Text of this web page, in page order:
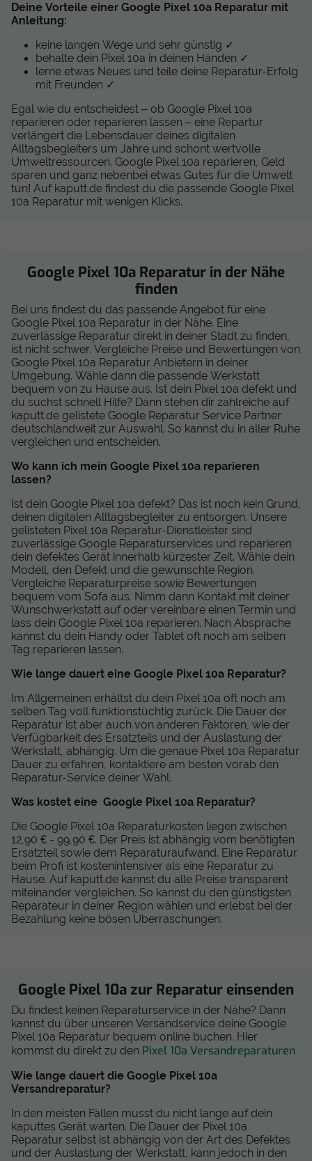
Deine Vorteile einer Google Pixel 10a Reparatur mit
Anleitung:
keine langen Wege und sehr günstig ✓
behalte dein Pixel 10a in deinen Händen ✓
lerne etwas Neues und teile deine Reparatur-Erfolg
mit Freunden ✓
Egal wie du entscheidest – ob Google Pixel 10a
reparieren oder reparieren lassen – eine Repartur
verlängert die Lebensdauer deines digitalen
Alltagsbegleiters um Jahre und schont wertvolle
Umweltressourcen. Google Pixel 10a reparieren, Geld
sparen und ganz nebenbei etwas Gutes für die Umwelt
tun! Auf kaputt.de findest du die passende Google Pixel
10a Reparatur mit wenigen Klicks.
Google Pixel 10a Reparatur in der Nähe
finden
Bei uns findest du das passende Angebot für eine
Google Pixel 10a Reparatur in der Nähe. Eine
zuverlässige Reparatur direkt in deiner Stadt zu finden,
ist nicht schwer. Vergleiche Preise und Bewertungen von
Google Pixel 10a Reparatur Anbietern in deiner
Umgebung. Wähle dann die passende Werkstatt
bequem von zu Hause aus. Ist dein Pixel 10a defekt und
du suchst schnell Hilfe? Dann stehen dir zahlreiche auf
kaputt.de gelistete Google Reparatur Service Partner
deutschlandweit zur Auswahl. So kannst du in aller Ruhe
vergleichen und entscheiden.
Wo kann ich mein Google Pixel 10a reparieren
lassen?
Ist dein Google Pixel 10a defekt? Das ist noch kein Grund,
deinen digitalen Alltagsbegleiter zu entsorgen. Unsere
gelisteten Pixel 10a Reparatur-Dienstleister sind
zuverlässige Google Reparaturservices und reparieren
dein defektes Gerät innerhalb kürzester Zeit. Wähle dein
Modell, den Defekt und die gewünschte Region.
Vergleiche Reparaturpreise sowie Bewertungen
bequem vom Sofa aus. Nimm dann Kontakt mit deiner
Wunschwerkstatt auf oder vereinbare einen Termin und
lass dein Google Pixel 10a reparieren. Nach Absprache
kannst du dein Handy oder Tablet oft noch am selben
Tag reparieren lassen.
Wie lange dauert eine Google Pixel 10a Reparatur?
Im Allgemeinen erhältst du dein Pixel 10a oft noch am
selben Tag voll funktionstüchtig zurück. Die Dauer der
Reparatur ist aber auch von anderen Faktoren, wie der
Verfügbarkeit des Ersatzteils und der Auslastung der
Werkstatt, abhängig. Um die genaue Pixel 10a Reparatur
Dauer zu erfahren, kontaktiere am besten vorab den
Reparatur-Service deiner Wahl.
Was kostet eine Google Pixel 10a Reparatur?
Die Google Pixel 10a Reparaturkosten liegen zwischen
12,90 € - 99,90 €. Der Preis ist abhängig vom benötigten
Ersatzteil sowie dem Reparaturaufwand. Eine Reparatur
beim Profi ist kostenintensiver als eine Reparatur zu
Hause. Auf kaputt.de kannst du alle Preise transparent
miteinander vergleichen. So kannst du den günstigsten
Reparateur in deiner Region wählen und erlebst bei der
Bezahlung keine bösen Überraschungen.
Google Pixel 10a zur Reparatur einsenden
Du findest keinen Reparaturservice in der Nähe? Dann
kannst du über unseren Versandservice deine Google
Pixel 10a Reparatur bequem online buchen. Hier
kommst du direkt zu den Pixel 10a Versandreparaturen
Wie lange dauert die Google Pixel 10a
Versandreparatur?
In den meisten Fällen musst du nicht lange auf dein
kaputtes Gerät warten. Die Dauer der Pixel 10a
Reparatur selbst ist abhängig von der Art des Defektes
und der Auslastung der Werkstatt, kann jedoch in den